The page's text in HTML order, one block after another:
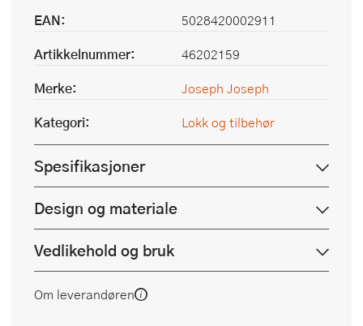
EAN:
5028420002911
Artikkelnummer:
46202159
Merke:
Joseph Joseph
Kategori:
Lokk og tilbehør
Spesifikasjoner
Design og materiale
Vedlikehold og bruk
Om leverandøren